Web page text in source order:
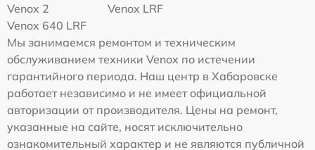
Venox 2
Venox LRF
Venox 640 LRF
Мы занимаемся ремонтом и техническим
обслуживанием техники Venox по истечении
гарантийного периода. Наш центр в Хабаровске
работает независимо и не имеет официальной
авторизации от производителя. Цены на ремонт,
указанные на сайте, носят исключительно
ознакомительный характер и не являются публичной